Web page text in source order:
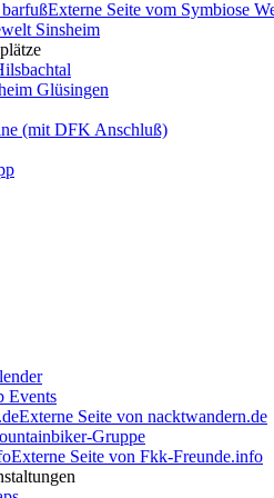
Externe Seite vom Symbiose
Sinsheim
Glüsingen
(mit DFK Anschluß)
Events
Externe Seite von nacktwandern.de
Gruppe
Externe Seite von Fkk-Freunde.info